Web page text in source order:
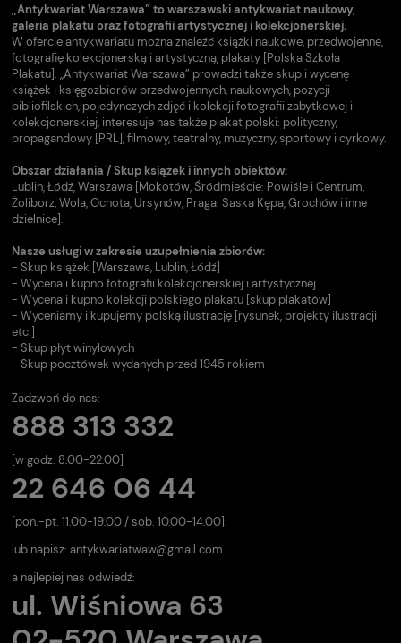
„Antykwariat Warszawa” to warszawski antykwariat naukowy,
galeria plakatu oraz fotografii artystycznej i kolekcjonerskiej.
W ofercie antykwariatu można znaleźć książki naukowe, przedwojenne,
fotografię kolekcjonerską i artystyczną, plakaty [Polska Szkoła
Plakatu]. „Antykwariat Warszawa” prowadzi także skup i wycenę
książek i księgozbiorów przedwojennych, naukowych, pozycji
bibliofilskich, pojedynczych zdjęć i kolekcji fotografii zabytkowej i
kolekcjonerskiej, interesuje nas także plakat polski: polityczny,
propagandowy [PRL], filmowy, teatralny, muzyczny, sportowy i cyrkowy.
Obszar działania / Skup książek i innych obiektów:
Lublin, Łódź, Warszawa [Mokotów, Śródmieście: Powiśle i Centrum,
Żoliborz, Wola, Ochota, Ursynów, Praga: Saska Kępa, Grochów i inne
dzielnice].
Nasze usługi w zakresie uzupełnienia zbiorów:
- Skup książek [Warszawa, Lublin, Łódź]
- Wycena i kupno fotografii kolekcjonerskiej i artystycznej
- Wycena i kupno kolekcji polskiego plakatu [skup plakatów]
- Wyceniamy i kupujemy polską ilustrację [rysunek, projekty ilustracji
etc.]
- Skup płyt winylowych
- Skup pocztówek wydanych przed 1945 rokiem
Zadzwoń do nas:
888 313 332
[w godz. 8.00-22.00]
22 646 06 44
[pon.-pt. 11.00-19.00 / sob. 10.00-14.00].
lub napisz: antykwariatwaw@gmail.com
a najlepiej nas odwiedź:
ul. Wiśniowa 63